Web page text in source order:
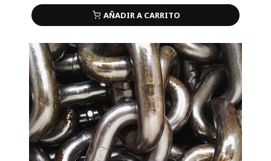
AÑADIR A CARRITO